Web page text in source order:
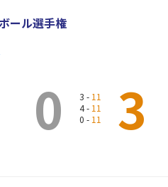
ール選手権
0 3 - 11
4 - 11
0 - 11 3